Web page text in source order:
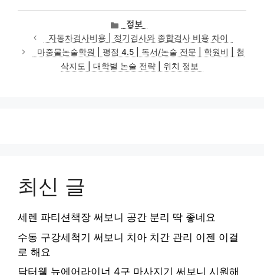
카
테
고
리
정보
자동차검사비용 | 정기검사와 종합검사 비용 차이
마중물논술학원 | 평점 4.5 | 독서/논술 전문 | 학원비 | 첨
삭지도 | 대학별 논술 전략 | 위치 정보
최신 글
세렌 파티션책장 써보니 공간 분리 딱 좋네요
수동 구강세척기 써보니 치아 치간 관리 이젠 이걸
로 해요
닥터웰 뉴에어라이너 4구 마사지기 써보니 시원해